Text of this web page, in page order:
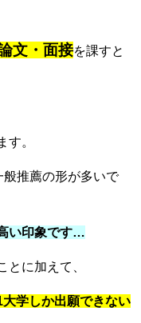
文・面接を課すと
す。
般推薦の形が多いで
い印象です…
に加えて、
学しか出願できない